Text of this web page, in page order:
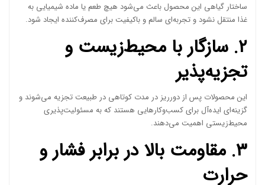
ساختار گیاهی این محصول باعث می‌شود هیچ طعم یا ماده شیمیایی به
غذا منتقل نشود و تجربه‌ای سالم و باکیفیت برای مصرف‌کننده ایجاد شود.
۲. سازگار با محیط‌زیست و
تجزیه‌پذیر
این محصولات پس از دورریز در مدت کوتاهی در طبیعت تجزیه می‌شوند و
گزینه‌ای ایده‌آل برای کسب‌وکارهایی هستند که به مسئولیت‌پذیری
محیط‌زیستی اهمیت می‌دهند.
۳. مقاومت بالا در برابر فشار و
حرارت